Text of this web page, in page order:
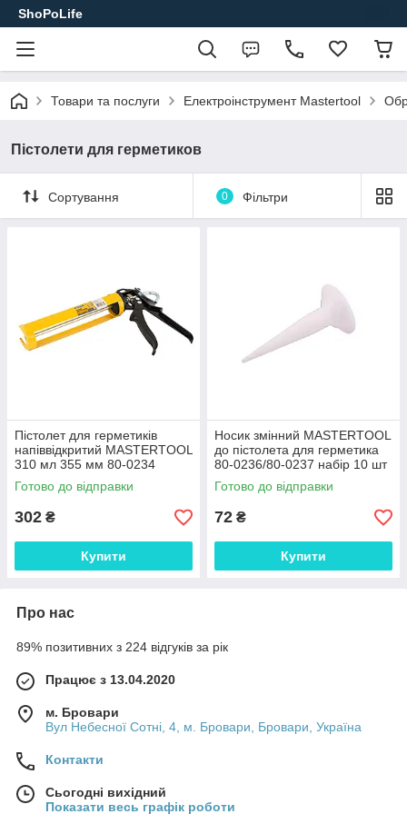
ShoPoLife
Товари та послуги Електроінструмент Mastertool
Пістолети для герметиков
Сортування 0 Фільтри
Пістолет для герметиків
напіввідкритий MASTERTOOL
310 мл 355 мм 80-0234
Shopolife
Готово до відправки
302 ₴
Купити
Носик змінний MASTERTOOL
до пістолета для герметика
80-0236/80-0237 набір 10 шт
80-0230 SPL
Готово до відправки
72 ₴
Купити
Про нас
89% позитивних з 224 відгуків за рік
Працює з 13.04.2020
м. Бровари
Вул Небесної Сотні, 4, м. Бровари, Бровари, Україна
Контакти
Сьогодні вихідний
Показати весь графік роботи